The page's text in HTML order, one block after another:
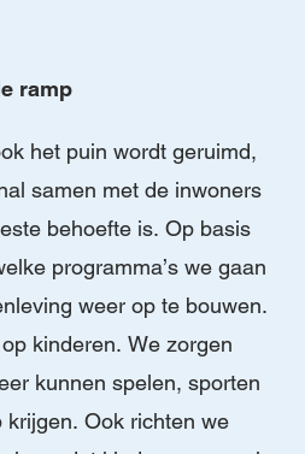
ramp
het puin wordt geruimd,
samen met de inwoners
behoefte is. Op basis
programma’s we gaan
weer op te bouwen.
kinderen. We zorgen
kunnen spelen, sporten
Ook richten we